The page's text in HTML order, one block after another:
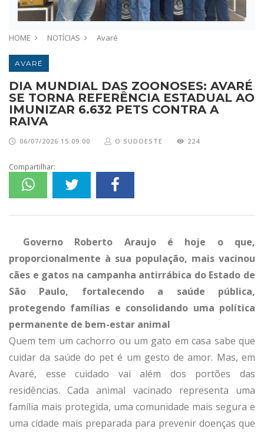
HOME NOTÍCIAS Avaré
AVARÉ
DIA MUNDIAL DAS ZOONOSES: AVARÉ
SE TORNA REFERÊNCIA ESTADUAL AO
IMUNIZAR 6.632 PETS CONTRA A
RAIVA
06/07/2026 15:09:00 O SUDOESTE 224
Compartilhar:
Governo Roberto Araujo é hoje o que,
proporcionalmente à sua população, mais vacinou
cães e gatos na campanha antirrábica do Estado de
São Paulo, fortalecendo a saúde pública,
protegendo famílias e consolidando uma política
permanente de bem-estar animal
Quem tem um cachorro ou um gato em casa sabe que
cuidar da saúde do pet é um gesto de amor. Mas, em
Avaré, esse cuidado vai além dos portões das
residências. Cada animal vacinado representa uma
família mais protegida, uma comunidade mais segura e
uma cidade mais preparada para prevenir doenças que